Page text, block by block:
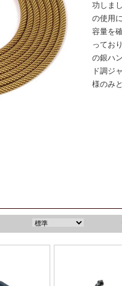
功しま
の使用
容量を
ってお
の銀ハ
ド調ジ
様のみ